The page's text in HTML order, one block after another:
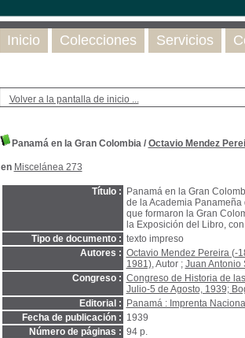
Volver a la pantalla de inicio ...
Panamá en la Gran Colombia / Octavio Mendez
en Miscelánea 273
Título :
Panamá en la Gran
de la Academia
que formaron la Gran
la Exposición del Libro,
Tipo de documento : texto impreso
Autores : Octavio Mendez Pereira (-
1981), Autor ; Juan Antonio
Congreso : Congreso de Historia de
Julio-5 de Agosto, 1939;
Editorial :
Panamá : Imprenta Nacional
Fecha de publicación : 1939
Número de páginas : 94 p.
Inicio Colecciones Servicios